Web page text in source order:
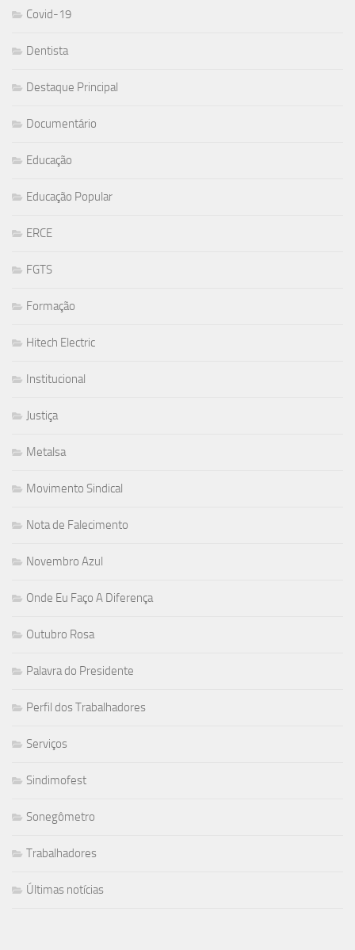
Covid-19
Dentista
Destaque Principal
Documentário
Educação
Educação Popular
ERCE
FGTS
Formação
Hitech Electric
Institucional
Justiça
Metalsa
Movimento Sindical
Nota de Falecimento
Novembro Azul
Onde Eu Faço A Diferença
Outubro Rosa
Palavra do Presidente
Perfil dos Trabalhadores
Serviços
Sindimofest
Sonegômetro
Trabalhadores
Últimas notícias